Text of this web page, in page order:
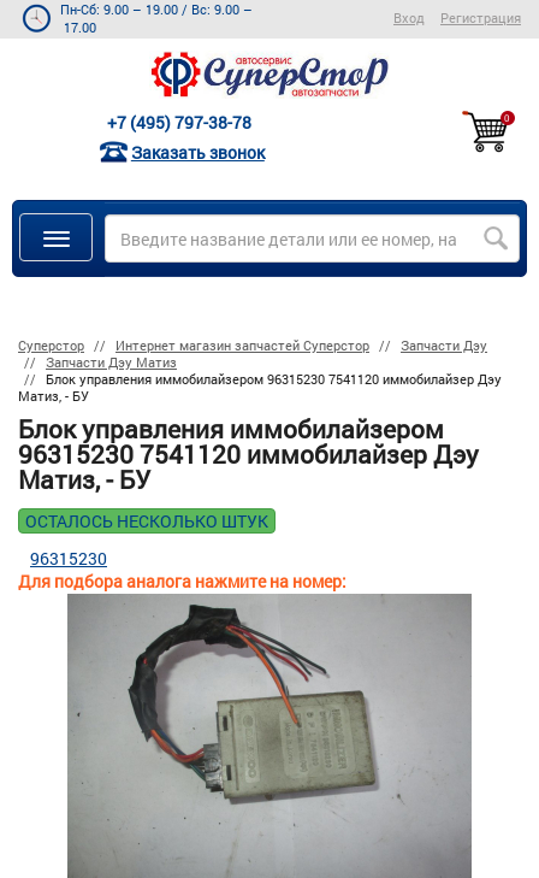
Пн-Сб: 9.00 – 19.00 / Вс: 9.00 –
17.00
Вход Регистрация
+7 (495) 797-38-78
Заказать звонок
0
Суперстор Интернет магазин запчастей Суперстор
Запчасти Дэу
Запчасти Дэу Матиз
Блок управления иммобилайзером 96315230 7541120 иммобилайзер Дэу
Матиз, - БУ
Блок управления иммобилайзером
96315230 7541120 иммобилайзер Дэу
Матиз, - БУ
ОСТАЛОСЬ НЕСКОЛЬКО ШТУК
Для подбора аналога нажмите на номер:
96315230